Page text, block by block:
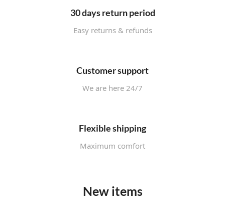
30 days return period
Easy returns & refunds
Customer support
We are here 24/7
Flexible shipping
Maximum comfort
New items